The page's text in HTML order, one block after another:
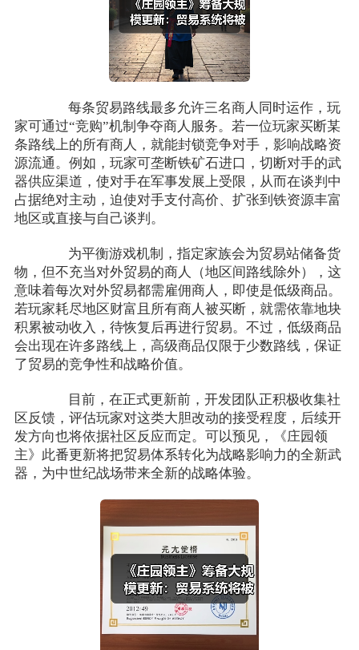
每条贸易路线最多允许三名商人同时运作，玩
家可通过“竞购”机制争夺商人服务。若一位玩家买断某
条路线上的所有商人，就能封锁竞争对手，影响战略资
源流通。例如，玩家可垄断铁矿石进口，切断对手的武
器供应渠道，使对手在军事发展上受限，从而在谈判中
占据绝对主动，迫使对手支付高价、扩张到铁资源丰富
地区或直接与自己谈判。
为平衡游戏机制，指定家族会为贸易站储备货
物，但不充当对外贸易的商人（地区间路线除外），这
意味着每次对外贸易都需雇佣商人，即使是低级商品。
若玩家耗尽地区财富且所有商人被买断，就需依靠地块
积累被动收入，待恢复后再进行贸易。不过，低级商品
会出现在许多路线上，高级商品仅限于少数路线，保证
了贸易的竞争性和战略价值。
目前，在正式更新前，开发团队正积极收集社
区反馈，评估玩家对这类大胆改动的接受程度，后续开
发方向也将依据社区反应而定。可以预见，《庄园领
主》此番更新将把贸易体系转化为战略影响力的全新武
器，为中世纪战场带来全新的战略体验。